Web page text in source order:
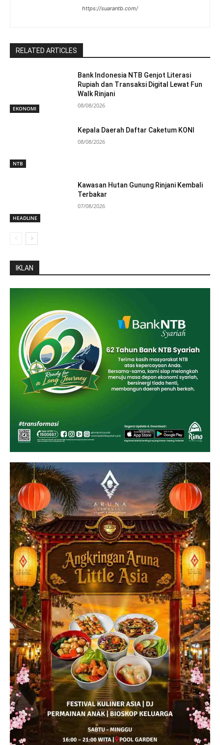
https://suarantb.com/
RELATED ARTICLES
EKONOMI
Bank Indonesia NTB Genjot Literasi
Rupiah dan Transaksi Digital Lewat Fun
Walk Rinjani
08/08/2026
NTB
Kepala Daerah Daftar Caketum KONI
08/08/2026
HEADLINE
Kawasan Hutan Gunung Rinjani Kembali
Terbakar
07/08/2026
IKLAN